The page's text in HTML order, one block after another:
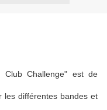
Club Challenge" est de
les différentes bandes et